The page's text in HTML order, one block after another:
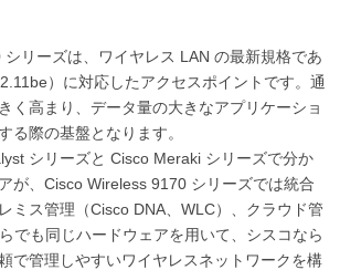
リーズは、ワイヤレス LAN の最新規格であ
）に対応したアクセスポイントです。通
く高まり、データ量の大きなアプリケーショ
る際の基盤となります。
シリーズと Cisco Meraki シリーズで分か
が、Cisco Wireless 9170 シリーズでは統合
ミス管理（Cisco DNA、WLC）、クラウド管
でも同じハードウェアを用いて、シスコなら
で管理しやすいワイヤレスネットワークを構